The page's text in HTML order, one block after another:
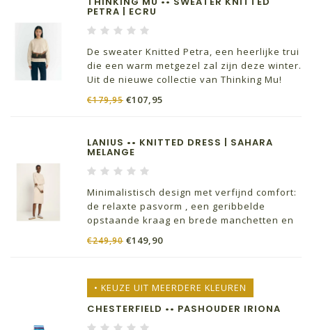
PETRA | ECRU
De sweater Knitted Petra, een heerlijke trui
die een warm metgezel zal zijn deze winter.
Uit de nieuwe collectie van Thinking Mu!
€179,95 €107,95
LANIUS •• KNITTED DRESS | SAHARA
MELANGE
Minimalistisch design met verfijnd comfort:
de relaxte pasvorm , een geribbelde
opstaande kraag en brede manchetten en
hoogwaardige mix van natuurlijke vezels
tegelijkertijd licht
€249,90 €149,90
• KEUZE UIT MEERDERE KLEUREN
CHESTERFIELD •• PASHOUDER IRIONA